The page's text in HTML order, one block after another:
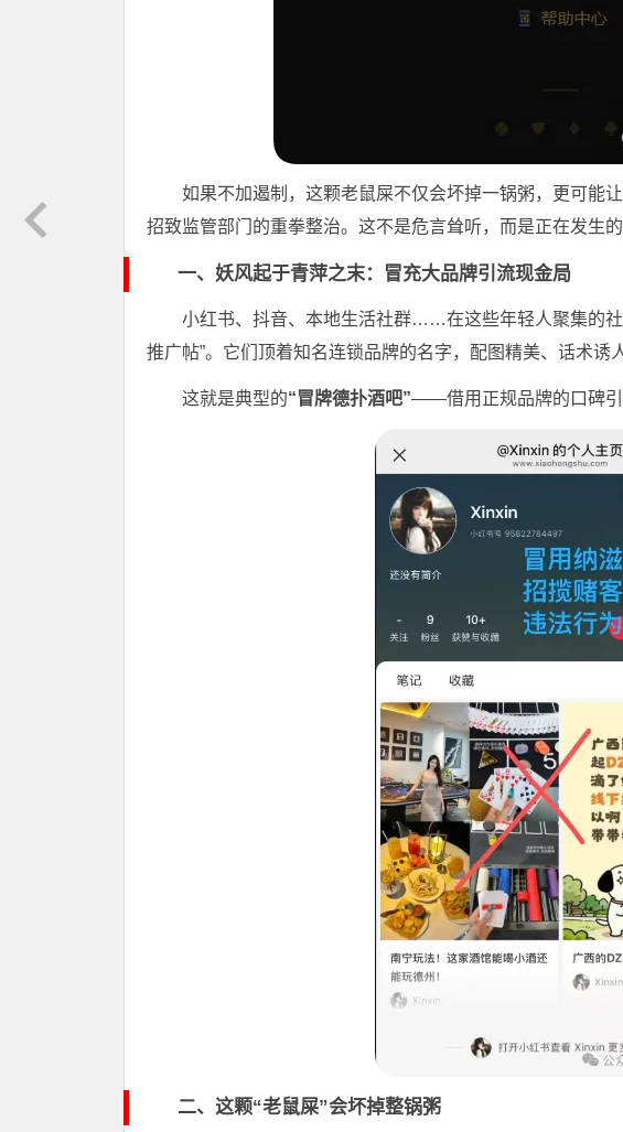
如果不加遏制，这颗老鼠屎不仅会坏掉一锅粥，更可能
招致监管部门的重拳整治。这不是危言耸听，而是正在发生的
一、妖风起于青萍之末：冒充大品牌引流现金局
小红书、抖音、本地生活社群……在这些年轻人聚集的
推广帖”。它们顶着知名连锁品牌的名字，配图精美、话术诱人
这就是典型的“冒牌德扑酒吧”——借用正规品牌的口碑引
二、这颗“老鼠屎”会坏掉整锅粥